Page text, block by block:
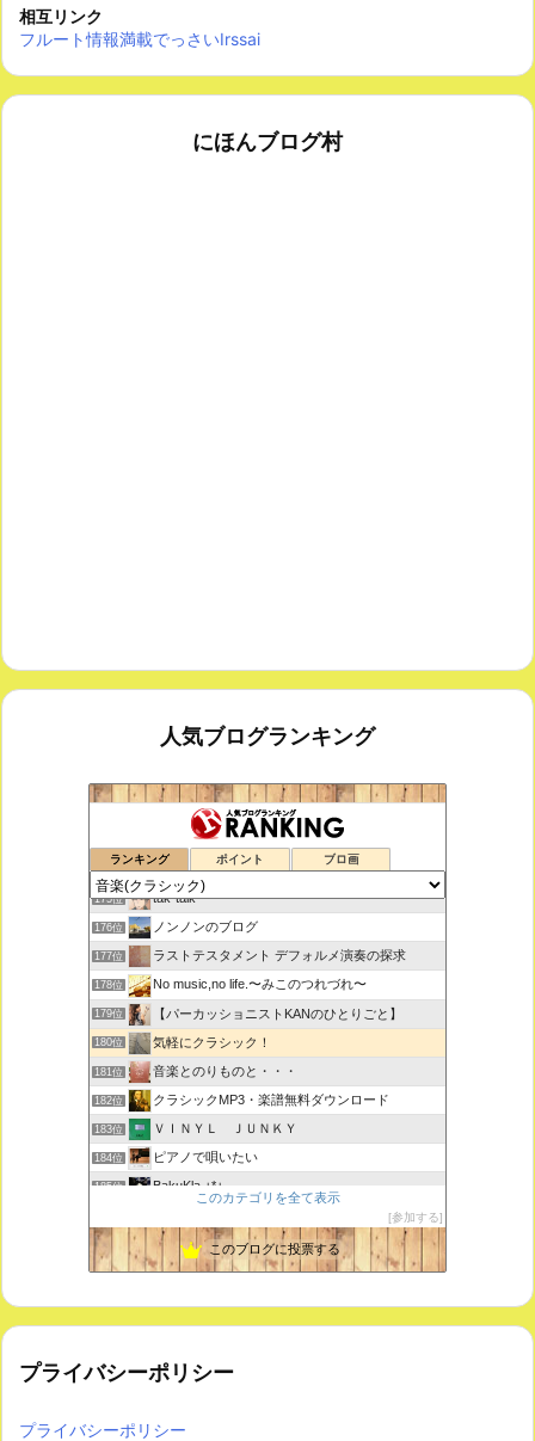
相互リンク
フルート情報満載でっさいIrssai
にほんブログ村
人気ブログランキング
ランキング ポイント ブロ画
室内楽コンサート・レッスンいたします
174位 ボチェッリ、イタリア、アモーレ！
175位 tak-talk
176位 ノンノンのブログ
177位 ラストテスタメント デフォルメ演奏の探求
178位 No music,no life.〜みこのつれづれ〜
179位 【パーカッショニストKANのひとりごと】
180位 気軽にクラシック！
181位 音楽とのりものと・・・
182位 クラシックMP3・楽譜無料ダウンロード
183位 ＶＩＮＹＬ ＪＵＮＫＹ
184位 ピアノで唄いたい
185位 BakuKla +*+
187位 ときどき書きます♪
このカテゴリを全て表示
参加する
このブログに投票する
プライバシーポリシー
プライバシーポリシー